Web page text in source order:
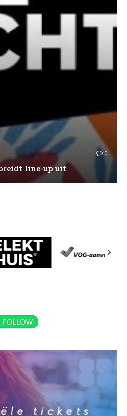
0
line-up uit